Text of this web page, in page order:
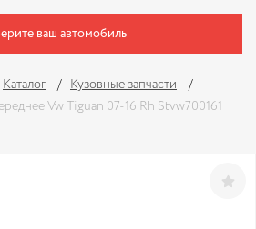
ваш автомобиль
Каталог
Кузовные запчасти
Vw Tiguan 07-16 Rh Stvw700161